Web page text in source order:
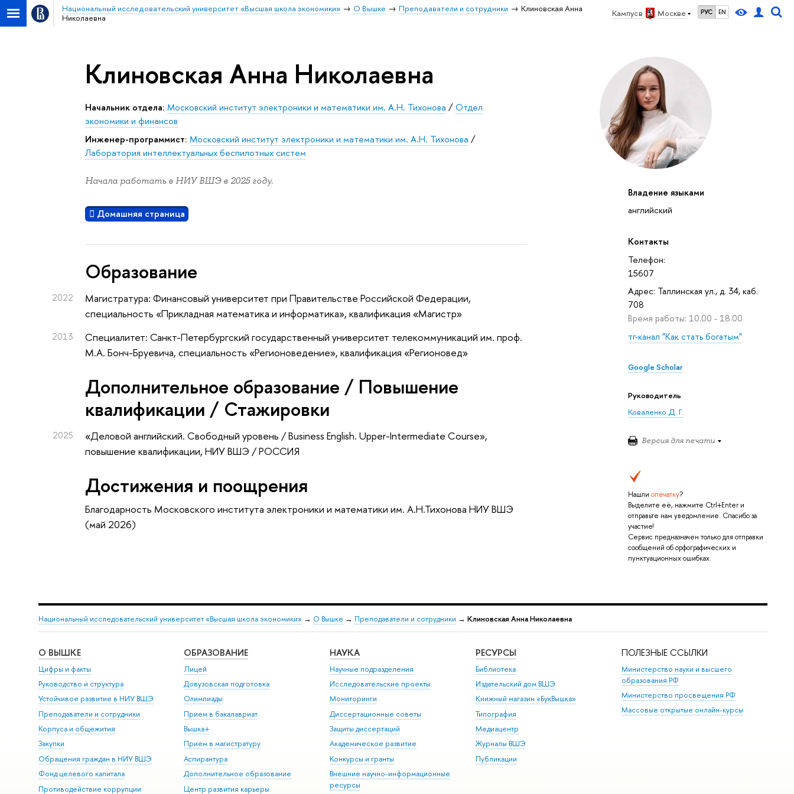
Кампус в Москве РУС EN
Национальный исследовательский университет «Высшая школа экономики» О Вышке Преподаватели и сотрудники
Клиновская Анна
Николаевна
Владение языками
английский
Контакты
Телефон:
15607
Адрес: Таллинская ул., д. 34, каб.
708
Время работы: 10.00 - 18.00
тг-канал "Как стать богатым"
Google Scholar
Руководитель
Коваленко Д. Г.
Версия для печати
Нашли опечатку?
Выделите её, нажмите Ctrl+Enter и
отправьте нам уведомление. Спасибо за
участие!
Сервис предназначен только для отправки
сообщений об орфографических и
пунктуационных ошибках.
Клиновская Анна Николаевна
Начальник отдела: Московский институт электроники и математики им. А.Н. Тихонова /Отдел
экономики и финансов
Инженер-программист: Московский институт электроники и математики им. А.Н. Тихонова /
Лаборатория интеллектуальных беспилотных систем
Начала работать в НИУ ВШЭ в 2025 году.
Домашняя страница
Oбразование
2022
Магистратура: Финансовый университет при Правительстве Российской Федерации,
специальность «Прикладная математика и информатика», квалификация «Магистр»
2013
Специалитет: Санкт-Петербургский государственный университет телекоммуникаций им. проф.
М.А. Бонч-Бруевича, специальность «Регионоведение», квалификация «Регионовед»
Дополнительное образование / Повышение
квалификации / Стажировки
2025 «Деловой английский. Свободный уровень / Business English. Upper-Intermediate Course»,
повышение квалификации, НИУ ВШЭ / РОССИЯ
Достижения и поощрения
Благодарность Московского института электроники и математики им. А.Н.Тихонова НИУ ВШЭ
(май 2026)
Национальный исследовательский университет «Высшая школа экономики» → О Вышке → Преподаватели и сотрудники → Клиновская Анна Николаевна
О ВЫШКЕ
Цифры и факты
Руководство и структура
Устойчивое развитие в НИУ ВШЭ
Преподаватели и сотрудники
Корпуса и общежития
Закупки
Обращения граждан в НИУ ВШЭ
Фонд целевого капитала
Противодействие коррупции
ОБРАЗОВАНИЕ
Лицей
Довузовская подготовка
Олимпиады
Прием в бакалавриат
Вышка+
Прием в магистратуру
Аспирантура
Дополнительное образование
Центр развития карьеры
НАУКА
Научные подразделения
Исследовательские проекты
Мониторинги
Диссертационные советы
Защиты диссертаций
Академическое развитие
Конкурсы и гранты
Внешние научно-информационные
ресурсы
РЕСУРСЫ
Библиотека
Издательский дом ВШЭ
Книжный магазин «БукВышка»
Типография
Медиацентр
Журналы ВШЭ
Публикации
ПОЛЕЗНЫЕ ССЫЛКИ
Министерство науки и высшего
образования РФ
Министерство просвещения РФ
Массовые открытые онлайн-курсы